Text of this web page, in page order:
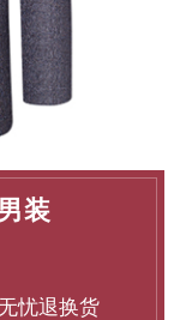
装
忧退换货